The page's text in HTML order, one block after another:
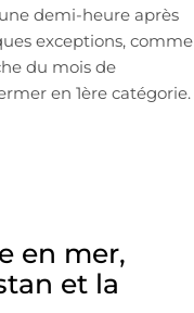
demi-heure après
exceptions, comme
du mois de
en 1ère catégorie.
en mer,
et la